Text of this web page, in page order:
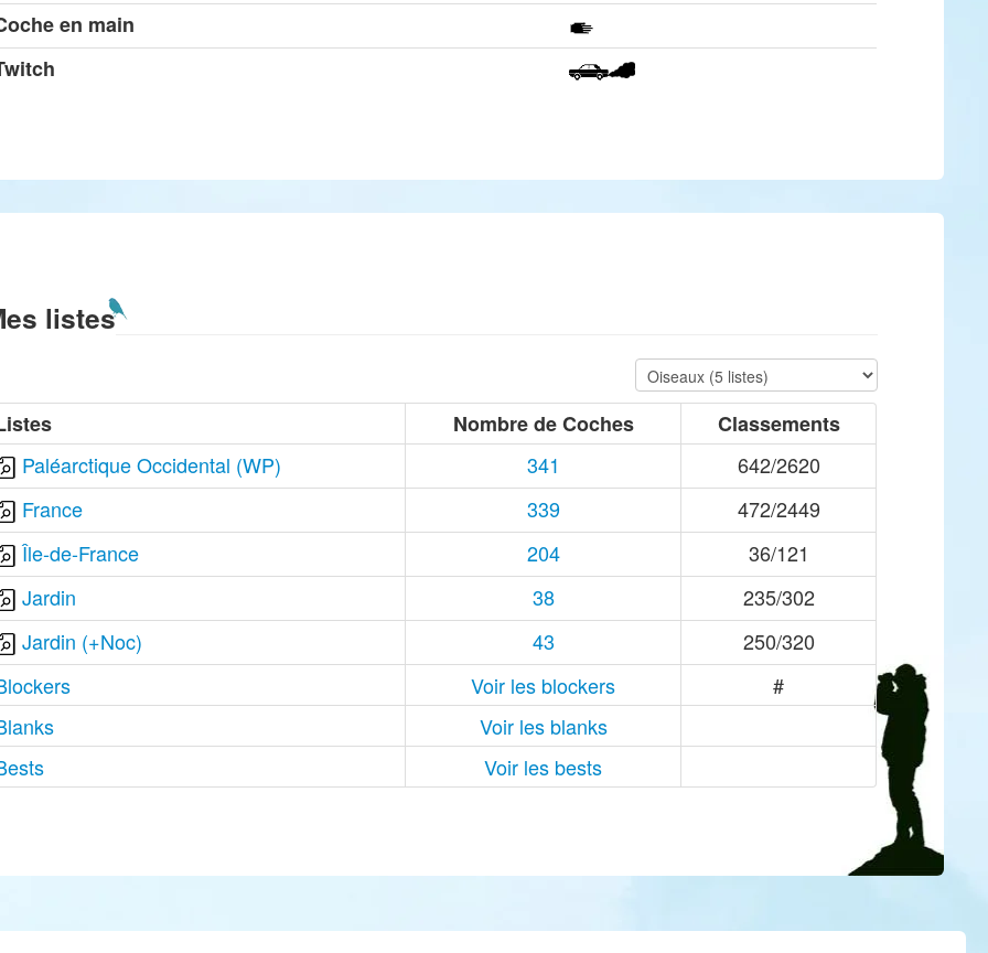
en main
listes
Nombre de Coches
Classements
Paléarctique Occidental (WP)
341
642/2620
France
339
472/2449
Île-de-France
204
36/121
Jardin
38
235/302
Jardin (+Noc)
43
250/320
Voir les blockers
#
Voir les blanks
Voir les bests